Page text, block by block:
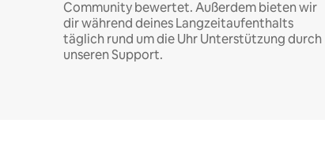
Community bewertet. Außerdem bieten wir
dir während deines Langzeitaufenthalts
täglich rund um die Uhr Unterstützung durch
unseren Support.